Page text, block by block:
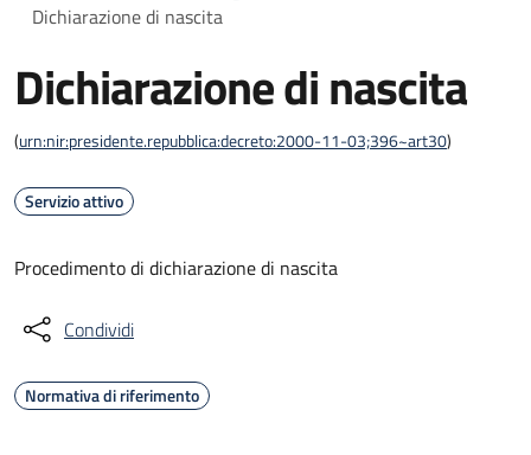
Dichiarazione di nascita
Dichiarazione di nascita
(urn:nir:presidente.repubblica:decreto:2000-11-03;396~art30)
Servizio attivo
Procedimento di dichiarazione di nascita
Condividi
Normativa di riferimento